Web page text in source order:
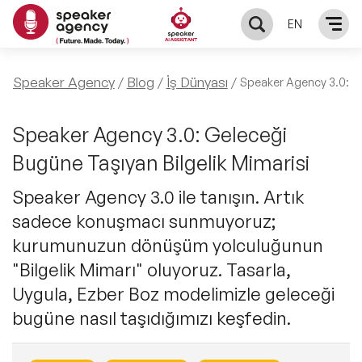
EN
KONUŞMACILAR
Yerel Konuşmacılar
Global Konuşmacılar
Exclusive Konuşmacılar
Tüm Konuşmacılar
KONULAR
Öne Çıkan Konular
Exclusive Konuşmacılarımız
Ünlü Konuşmacılar
İlham Veren Konuşmacılar
İlham Veren Kadın Konuşmacılar
ÇÖZÜMLER
Keynote & Konuşma
Master Class Workshop
Akış Sunumu & Moderasyon
INFLUENCER
HAKKIMIZDA
Biz Kimiz?
BLOG
Speaker Agency Blog İş Dünyası Speaker Agency 3.0:
Speaker Agency 3.0: Geleceği
Bugüne Taşıyan Bilgelik Mimarisi
Speaker Agency 3.0 ile tanışın. Artık
sadece konuşmacı sunmuyoruz;
kurumunuzun dönüşüm yolculuğunun
"Bilgelik Mimarı" oluyoruz. Tasarla,
Uygula, Ezber Boz modelimizle geleceği
bugüne nasıl taşıdığımızı keşfedin.